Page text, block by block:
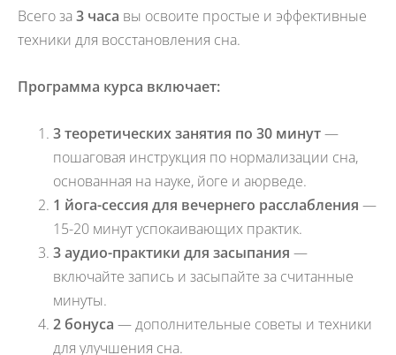
Всего за3 часа вы освоите простые и эффективные
техники для восстановления сна.
Программа курса включает:
3 теоретических занятия по 30 минут—
пошаговая инструкция по нормализации сна,
основанная на науке, йоге и аюрведе.
1 йога-сессия для вечернего расслабления —
15-20 минут успокаивающих практик.
3 аудио-практики для засыпания —
включайте запись и засыпайте за считанные
минуты.
2 бонуса — дополнительные советы и техники
для улучшения сна.